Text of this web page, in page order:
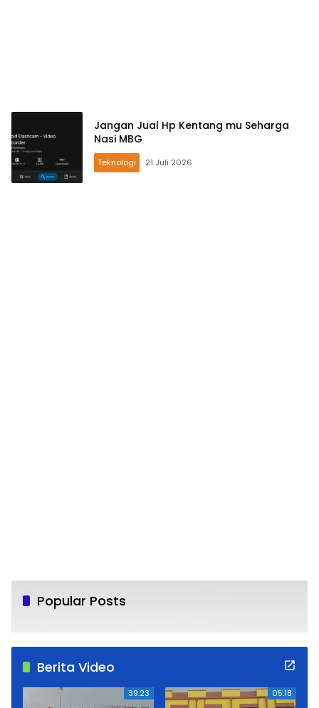
Jangan Jual Hp Kentang mu Seharga
Nasi MBG
Teknologi 21 Juli 2026
OKU
Popular Posts
Berita Video
39:23 05:18